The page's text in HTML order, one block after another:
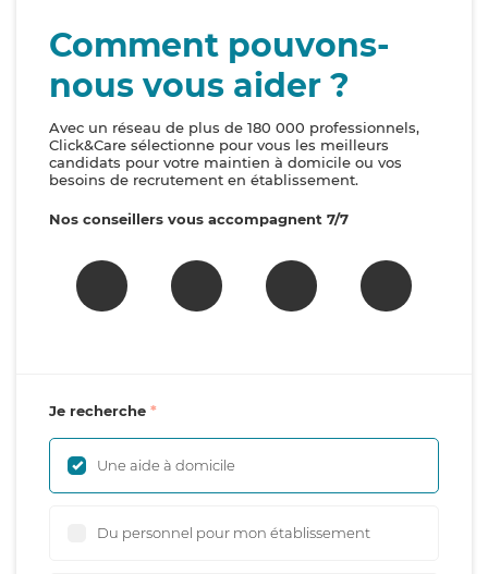
Comment pouvons-
nous vous aider ?
Avec un réseau de plus de 180 000 professionnels,
Click&Care sélectionne pour vous les meilleurs
candidats pour votre maintien à domicile ou vos
besoins de recrutement en établissement.
Nos conseillers vous accompagnent 7/7
Je recherche
Une aide à domicile
Du personnel pour mon établissement